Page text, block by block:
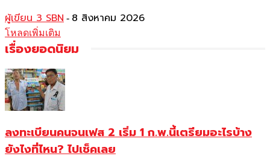
ผู้เขียน 3 SBN - 8 สิงหาคม 2026
โหลดเพิ่มเติม
เรื่องยอดนิยม
ลงทะเบียนคนจนเฟส 2 เริ่ม 1 ก.พ.นี้เตรียมอะไรบ้าง
ยังไงที่ไหน? ไปเช็คเลย